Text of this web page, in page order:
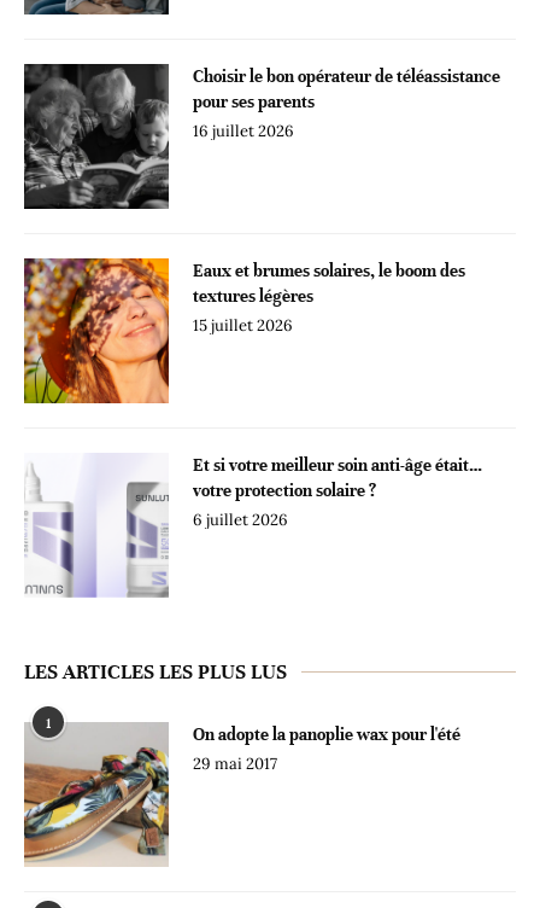
Choisir le bon opérateur de téléassistance
pour ses parents
16 juillet 2026
Eaux et brumes solaires, le boom des
textures légères
15 juillet 2026
Et si votre meilleur soin anti-âge était…
votre protection solaire ?
6 juillet 2026
LES ARTICLES LES PLUS LUS
1
On adopte la panoplie wax pour l'été
29 mai 2017